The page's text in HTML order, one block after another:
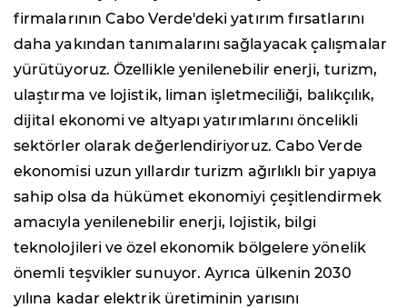
firmalarının Cabo Verde'deki yatırım fırsatlarını
daha yakından tanımalarını sağlayacak çalışmalar
yürütüyoruz. Özellikle yenilenebilir enerji, turizm,
ulaştırma ve lojistik, liman işletmeciliği, balıkçılık,
dijital ekonomi ve altyapı yatırımlarını öncelikli
sektörler olarak değerlendiriyoruz. Cabo Verde
ekonomisi uzun yıllardır turizm ağırlıklı bir yapıya
sahip olsa da hükümet ekonomiyi çeşitlendirmek
amacıyla yenilenebilir enerji, lojistik, bilgi
teknolojileri ve özel ekonomik bölgelere yönelik
önemli teşvikler sunuyor. Ayrıca ülkenin 2030
yılına kadar elektrik üretiminin yarısını